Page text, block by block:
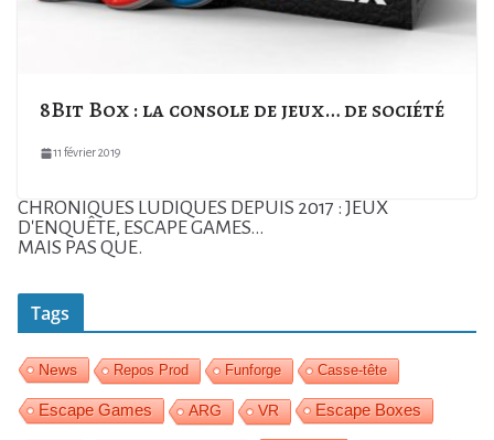
8Bit Box : la console de jeux… de société
11 février 2019
CHRONIQUES LUDIQUES DEPUIS 2017 : JEUX
D'ENQUÊTE, ESCAPE GAMES...
MAIS PAS QUE.
Tags
News Repos Prod Funforge Casse-tête
Escape Games ARG VR Escape Boxes